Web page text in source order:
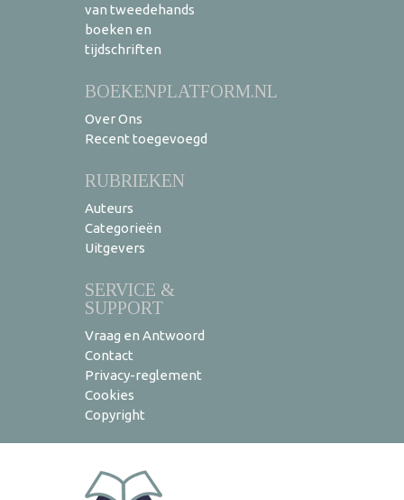
van tweedehands
boeken en
tijdschriften
BOEKENPLATFORM.NL
Over Ons
Recent toegevoegd
RUBRIEKEN
Auteurs
Categorieën
Uitgevers
SERVICE &
SUPPORT
Vraag en Antwoord
Contact
Privacy-reglement
Cookies
Copyright